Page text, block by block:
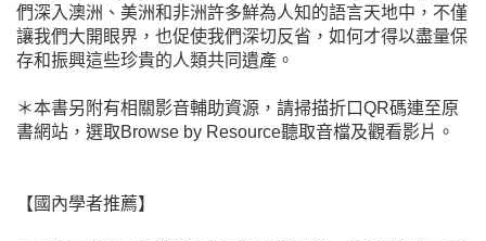
們深入澳洲、美洲和非洲許多鮮為人知的語言天地中，不僅
讓我們大開眼界，也促使我們深切反省，如何才得以盡量保
存和振興這些珍貴的人類共同遺產。
＊本書另附有相關影音輔助資源，請掃描折口QR碼連至原
書網站，選取Browse by Resource聽取音檔及觀看影片。
【國內學者推薦】